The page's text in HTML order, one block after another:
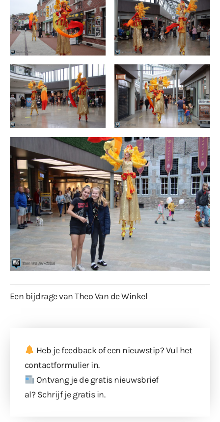
Een bijdrage van Theo Van de Winkel
Heb je feedback of een nieuwstip? Vul het
contactformulierin.
Ontvang je de gratis nieuwsbrief
al? Schrijf je gratis in.